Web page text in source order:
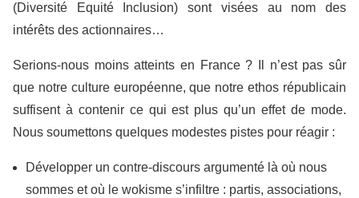
(Diversité Equité Inclusion) sont visées au nom des
intérêts des actionnaires…
Serions-nous moins atteints en France ? Il n’est pas sûr
que notre culture européenne, que notre ethos républicain
suffisent à contenir ce qui est plus qu’un effet de mode.
Nous soumettons quelques modestes pistes pour réagir :
Développer un contre-discours argumenté là où nous
sommes et où le wokisme s’infiltre : partis, associations,